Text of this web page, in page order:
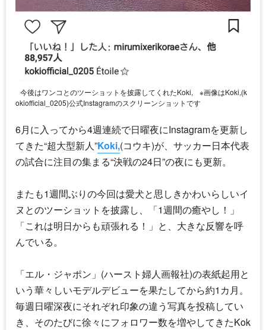
今後はワンコとのツーショットを披露してくれたKoki,
※画像はKoki,(k
okiofficial_0205)公式Instagramのスクリーンショットです
6月に入ってから4週連続で日曜夜にInstagramを更新し
てきた“超大型新人”Koki,(コウキ)が、サッカー日本代表
の試合に注目の集まる“決戦の24日”の夜にも更新。
またも1週間ぶりの今回は愛犬と思しきかわいらしいイ
ヌとのツーショットを披露し、「1週間の癒やし！」
「これは明日からも頑張れる！」と、大きな反響を呼
んでいる。
「エル・ジャポン」(ハースト婦人画報社)の表紙起用と
いう華々しいモデルデビューを果たしてから約1カ月。
毎週日曜深夜にそれぞれ印象の違う写真を投稿してい
き、そのたびに徐々にフォロワー数を増やしてきたKok